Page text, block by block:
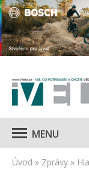
MENU
Úvod » Zprávy »